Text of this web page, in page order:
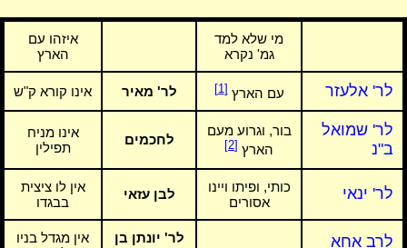
מי שלא למד
גמ' נקרא
איזהו עם
הארץ
לר' אלעזר עם הארץ[1] לר' מאיר אינו קורא ק"ש
לר' שמואל
ב"נ
בור, וגרוע מעם
הארץ [2] לחכמים
אינו מניח
תפילין
לר' ינאי
כותי, ופיתו ויינו
אסורים
לבן עזאי
אין לו ציצית
בבגדו
לרב אחא
לר' יונתן בן
אין מגדל בניו